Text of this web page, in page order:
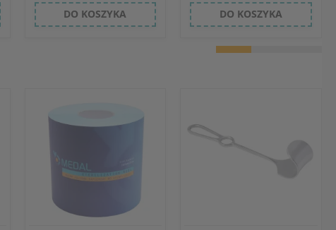
DO KOSZYKA DO KOSZYKA